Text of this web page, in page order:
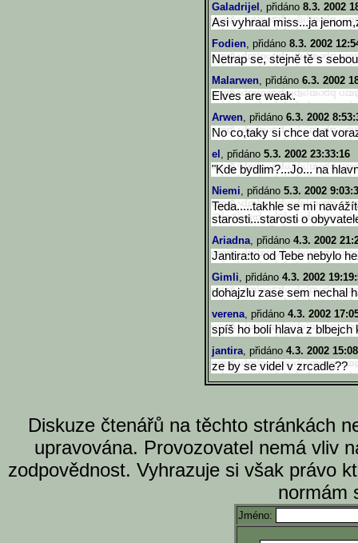
Galadrijel , přidáno 8.3. 2002
Asi vyhraal miss...ja
Fodien, přidáno 8.3. 2002
Netrap se, stejně tě s
Malarwen, přidáno 6.3. 2002
Elves are weak.
Arwen, přidáno 6.3. 2002
No co,taky si chce dat
el , přidáno 5.3. 2002 23:33:16
"Kde bydlim?...Jo... na
Niemi, přidáno 5.3. 2002
Teda.....takhle se mi
starosti...starosti o
Ariadna, přidáno 4.3. 2002
Jantira:to od Tebe nebylo
Gimli, přidáno 4.3. 2002
dohajzlu zase sem nechal
verena, přidáno 4.3. 2002
spíš ho bolí hlava z blbejch
jantira, přidáno 4.3. 2002
ze by se videl v zrcadle??
Diskuze čtenářů na těchto stránkách
upravována. Provozovatel nemá vliv
zodpovědnost. Vyhrazuje si však právo
normám
Jméno: